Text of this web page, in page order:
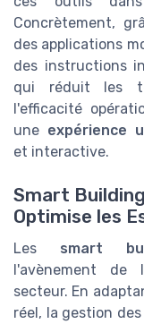
Concrètement,
des applications
des instructions
qui réduit les
l'efficacité
une expérience
et interactive.
Smart
Optimise les
Les smart
l'avènement de
secteur. En
réel, la gestion